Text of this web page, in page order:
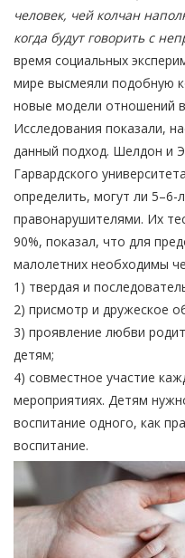
человек, чей колчан
когда будут говорить с
время социальных
мире высмеяли подобную
новые модели отношений
Исследования показали,
данный подход. Шелдон и
Гарвардского
определить, могут ли 5–6-
правонарушителями. Их
90%, показал, что для
малолетних необходимы
1) твердая и
2) присмотр и дружеское
3) проявление любви
детям;
4) совместное участие
мероприятиях. Детям
воспитание одного, как
воспитание.